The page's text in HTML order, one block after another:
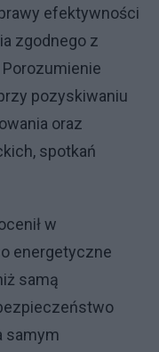
efektywności
zgodnego z
pozyskiwaniu
oraz
spotkań
w
energetyczne
samą
samym